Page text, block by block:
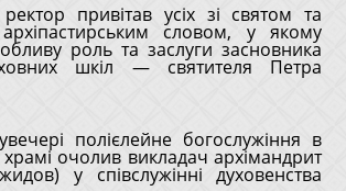
привітав усіх зі святом та
словом, у якому
роль та заслуги засновника
шкіл — святителя Петра
полієлейне богослужіння в
очолив викладач архімандрит
у співслужінні духовенства